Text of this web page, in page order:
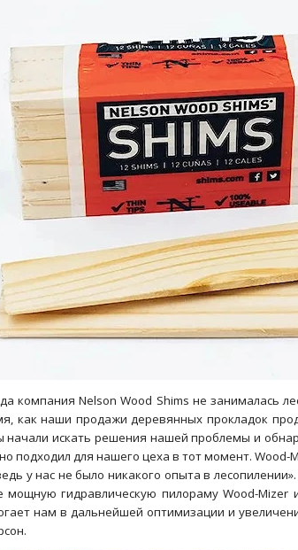
компания Nelson Wood Shims не занималась
как наши продажи деревянных прокладок
начали искать решения нашей проблемы и
подходил для нашего цеха в тот момент. Wood-
у нас не было никакого опыта в
гидравлическую пилораму Wood-Mizer
нам в дальнейшей оптимизации и